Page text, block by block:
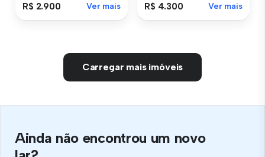
R$ 2.900 Ver mais R$ 4.300 Ver mais
Carregar mais imóveis
Ainda não encontrou um novo